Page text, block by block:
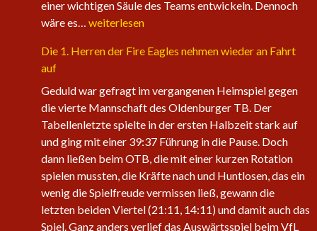
einer wichtigen Säule des Teams entwickeln. Dennoch
wäre es… Saisonabschluss
Herrenteams
weiterlesen
Die 1. Herren der Fire Eagles nehmen wieder an Fahrt
auf
Geduld war gefragt im vergangenen Heimspiel gegen
die vierte Mannschaft des Oldenburger TB. Der
Tabellenletzte spielte in der ersten Halbzeit stark auf
und ging mit einer 39:37 Führung in die Pause. Doch
dann ließen beim OTB, die mit einer kurzen Rotation
spielen mussten, die Kräfte nach und Huntlosen, das ein
wenig die Spielfreude vermissen ließ, gewann die
letzten beiden Viertel (21:11, 14:11) und damit auch das
Spiel. Ganz anders verlief das Auswärtsspiel beim VfL